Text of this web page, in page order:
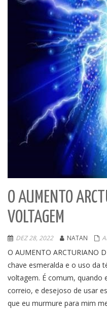
O AUMENTO
VOLTAGEM
DEZ 28, 2022 NATAN
O AUMENTO ARCTURIANO
chave esmeralda e o uso da
voltagem. É comum, quando
correio, e desejoso de usar
que eu murmure para mim